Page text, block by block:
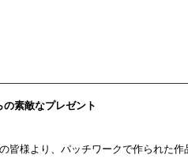
素敵なプレゼント
皆様より、パッチワークで作られた